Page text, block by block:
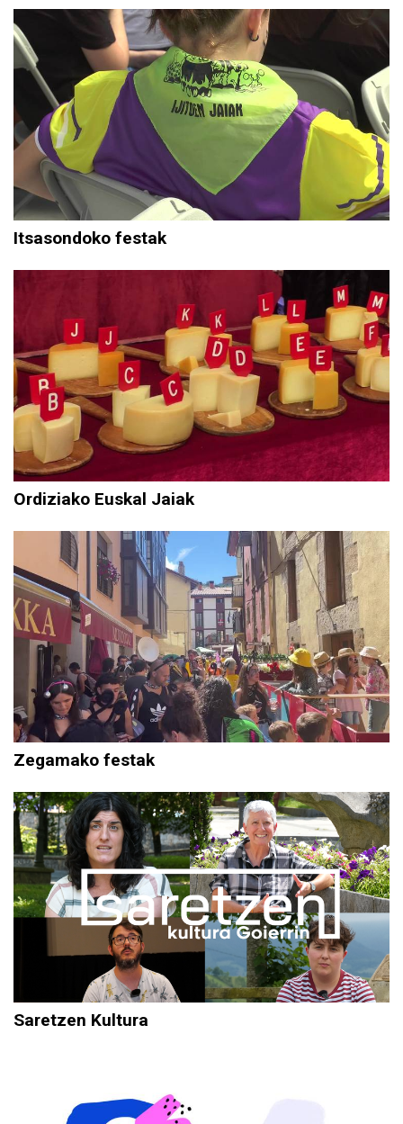
Itsasondoko festak
Ordiziako Euskal Jaiak
Zegamako festak
Saretzen Kultura